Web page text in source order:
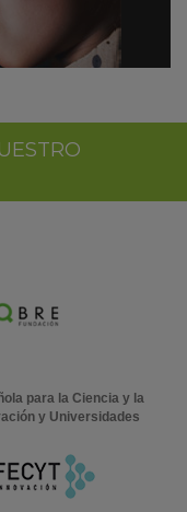
para la Ciencia y la
y Universidades